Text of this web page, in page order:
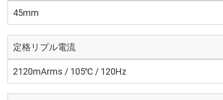
45mm
定格リプル電流
2120mArms / 105℃ / 120Hz